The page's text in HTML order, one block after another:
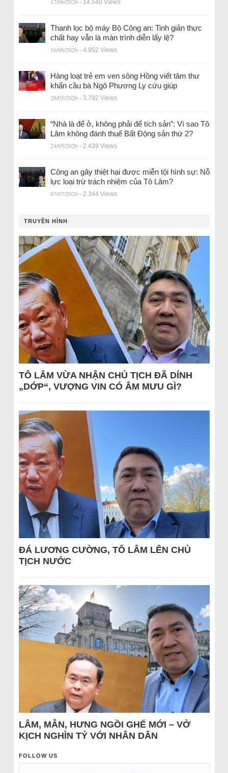
- 14.540 Views
Thanh lọc bộ máy Bộ Công an: Tinh giản thực
chất hay vẫn là màn trình diễn lấy lệ?
16/06/2026 - 4.952 Views
Hàng loạt trẻ em ven sông Hồng viết tâm thư
khẩn cầu bà Ngô Phương Ly cứu giúp
28/05/2026 - 3.792 Views
“Nhà là để ở, không phải để tích sản”: Vì sao Tô
Lâm không đánh thuế Bất Động sản thứ 2?
24/05/2026 - 2.439 Views
Công an gây thiệt hại được miễn tội hình sự: Nỗ
lực loại trừ trách nhiệm của Tô Lâm?
07/07/2026 - 2.344 Views
TRUYỀN HÌNH
TÔ LÂM VỪA NHẬN CHỦ TỊCH ĐÃ DÍNH
„DỚP“, VƯỢNG VIN CÓ ÂM MƯU GÌ?
ĐÁ LƯƠNG CƯỜNG, TÔ LÂM LÊN CHỦ
TỊCH NƯỚC
LÂM, MẪN, HƯNG NGỒI GHẾ MỚI – VỞ
KỊCH NGHÌN TỶ VỚI NHÂN DÂN
FOLLOW US